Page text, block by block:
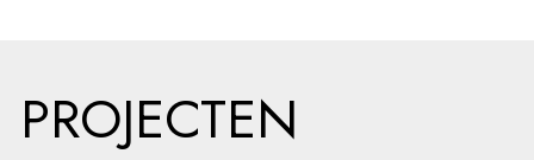
PROJECTEN